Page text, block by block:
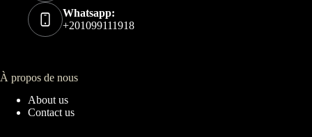
Whatsapp:
+201099111918
À propos de nous
About us
Contact us